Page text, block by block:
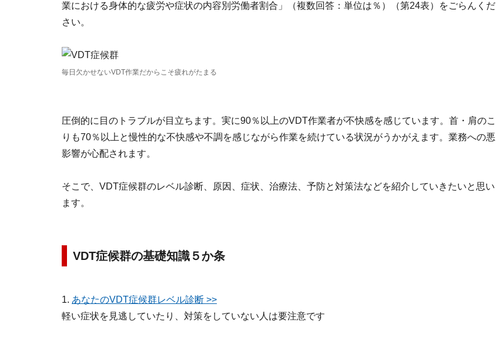
業における身体的な疲労や症状の内容別労働者割合」（複数回答：単位は％）（第24表）をごらんくだ
さい。
毎日欠かせないVDT作業だからこそ疲れがたまる
圧倒的に目のトラブルが目立ちます。実に90％以上のVDT作業者が不快感を感じています。首・肩のこ
りも70％以上と慢性的な不快感や不調を感じながら作業を続けている状況がうかがえます。業務への悪
影響が心配されます。
そこで、VDT症候群のレベル診断、原因、症状、治療法、予防と対策法などを紹介していきたいと思い
ます。
VDT症候群の基礎知識５か条
1. あなたのVDT症候群レベル診断 >>
軽い症状を見逃していたり、対策をしていない人は要注意です